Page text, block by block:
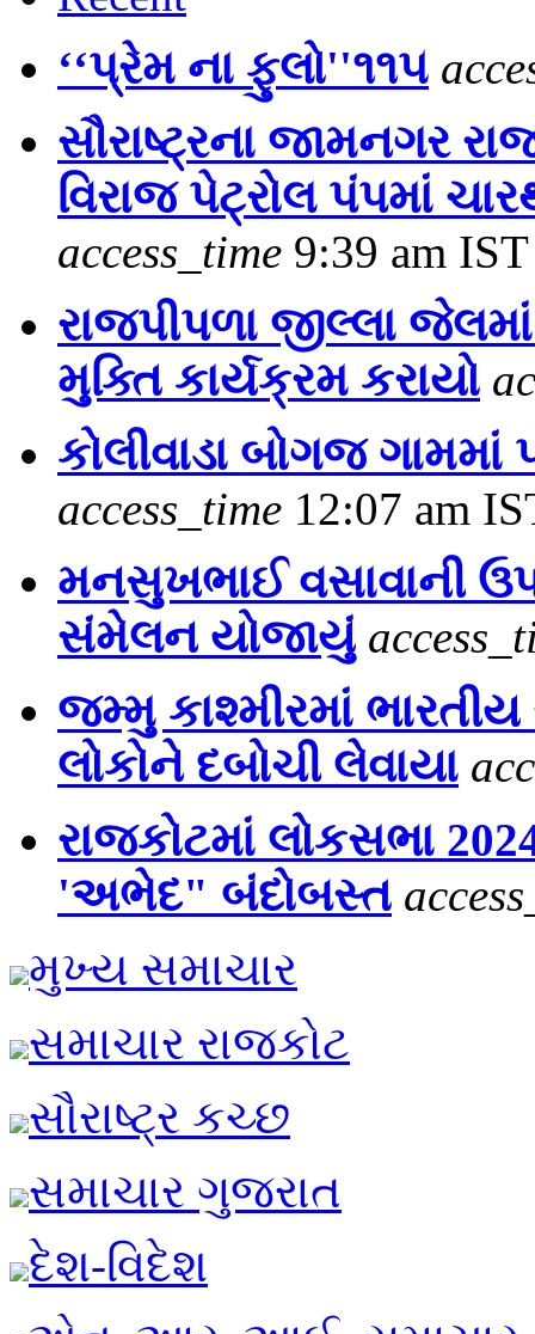
‘‘પ્રેમ ના ફુલો''૧૧૫
સૌરાષ્ટ્રના જામનગર
વિરાજ પેટ્રોલ પંપમાં
access_time 9:39 am IST
રાજપીપળા જીલ્લા જેલમાં
મુક્તિ કાર્યક્રમ કરાયો
કોલીવાડા બોગજ
access_time 12:07 am
મનસુખભાઈ વસાવાની
સંમેલન યોજાયું
જમ્મુ કાશ્મીરમાં
લોકોને દબોચી લેવાયા
રાજકોટમાં લોકસભા
'અભેદ" બંદોબસ્ત
મુખ્ય સમાચાર
સમાચાર રાજકોટ
સૌરાષ્ટ્ર કચ્છ
સમાચાર ગુજરાત
દેશ-વિદેશ